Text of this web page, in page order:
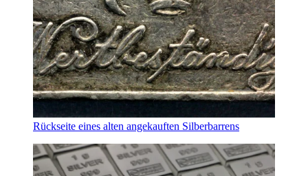
Rückseite eines alten angekauften Silberbarrens